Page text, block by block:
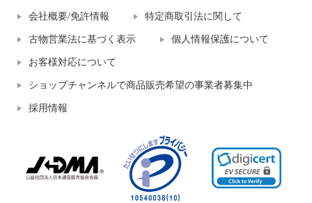
会社概要/免許情報 特定商取引法に関して
古物営業法に基づく表示 個人情報保護について
お客様対応について
ショップチャンネルで商品販売希望の事業者募集中
採用情報